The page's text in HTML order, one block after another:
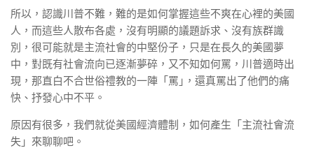
所以，認識川普不難，難的是如何掌握這些不爽在心裡的美國
人，而這些人散布各處，沒有明顯的議題訴求、沒有族群識
別，很可能就是主流社會的中堅份子，只是在長久的美國夢
中，對既有社會流向已逐漸夢碎，又不知如何罵，川普適時出
現，那直白不合世俗禮教的一陣「罵｣，還真罵出了他們的痛
快、抒發心中不平。
原因有很多，我們就從美國經濟體制，如何產生「主流社會流
失」來聊聊吧。